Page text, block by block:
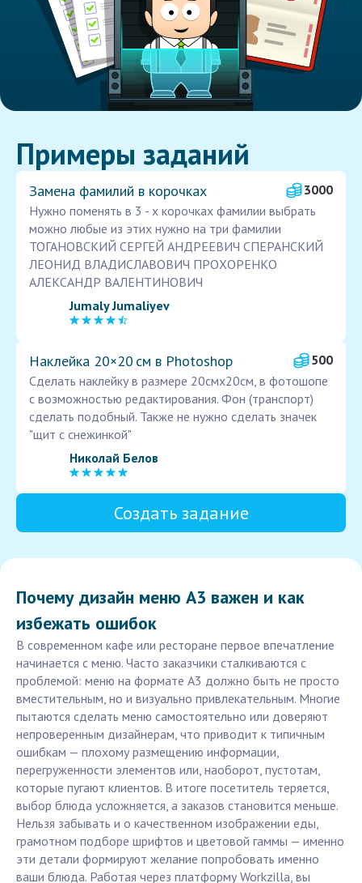
Примеры заданий
Замена фамилий в корочках
3000
Нужно поменять в 3 - х корочках фамилии выбрать
можно любые из этих нужно на три фамилии
ТОГАНОВСКИЙ СЕРГЕЙ АНДРЕЕВИЧ СПЕРАНСКИЙ
ЛЕОНИД ВЛАДИСЛАВОВИЧ ПРОХОРЕНКО
АЛЕКСАНДР ВАЛЕНТИНОВИЧ
Jumaly Jumaliyev
Наклейка 20×20 см в Photoshop
500
Сделать наклейку в размере 20смх20см, в фотошопе
с возможностью редактирования. Фон (транспорт)
сделать подобный. Также не нужно сделать значек
"щит с снежинкой"
Николай Белов
Создать задание
Почему дизайн меню А3 важен и как
избежать ошибок
В современном кафе или ресторане первое впечатление
начинается с меню. Часто заказчики сталкиваются с
проблемой: меню на формате А3 должно быть не просто
вместительным, но и визуально привлекательным. Многие
пытаются сделать меню самостоятельно или доверяют
непроверенным дизайнерам, что приводит к типичным
ошибкам — плохому размещению информации,
перегруженности элементов или, наоборот, пустотам,
которые пугают клиентов. В итоге посетитель теряется,
выбор блюда усложняется, а заказов становится меньше.
Нельзя забывать и о качественном изображении еды,
грамотном подборе шрифтов и цветовой гаммы — именно
эти детали формируют желание попробовать именно
ваши блюда. Работая через платформу Workzilla, вы